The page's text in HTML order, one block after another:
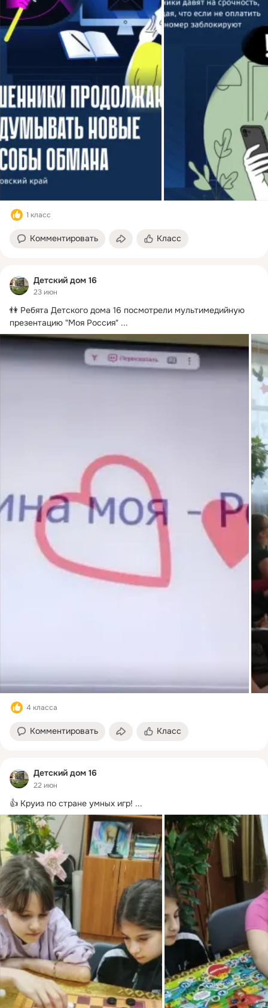
1 класс
Комментировать Класс
Детский дом 16
23 июн
👫 Ребята Детского дома 16 посмотрели мультимедийную
презентацию "Моя Россия" ...
4 класса
Комментировать Класс
Детский дом 16
22 июн
👍 Круиз по стране умных игр! ...